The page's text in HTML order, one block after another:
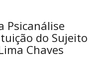
Psicanálise
do Sujeito
Chaves